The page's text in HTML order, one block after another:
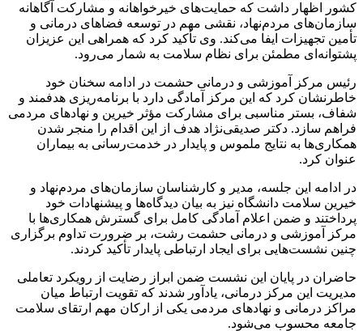
کشور اظهار داشت که حمایت‌های خیرخواهانه و مشارکت آگاهانه
سازمان‌های مردم‌نهاد، نقشی مهم در توسعه فضاهای درمانی و
تأمین تجهیزات ایفا می‌کند. وی تأکید کرد که همراهی این عزیزان
پشتوانه‌ای مطمئن برای نظام سلامت به شمار می‌رود.
رئیس مرکز آموزشی و درمانی حشمت در ادامه سخنان خود
خاطرنشان کرد که این مرکز آمادگی دارد با برنامه‌ریزی هدفمند و
شفاف، بستر مناسبی برای مشارکت مؤثر خیرین و نهادهای مردمی
فراهم سازد. دکتر صدیقی‌نژاد هدف از این اقدام را منجر شدن
همکاری‌ها به نتایج ملموس و پایدار در خدمت‌رسانی به بیماران
عنوان کرد.
در ادامه این جلسه، مدیر و کارشناسان سازمان‌های مردم‌نهاد و
خیرین سلامت دانشگاه نیز به بیان دیدگاه‌ها و پیشنهادات خود
پرداختند و ضمن اعلام آمادگی کامل برای گسترش همکاری‌ها با
مرکز آموزشی و درمانی حشمت رشت، بر ضرورت تداوم برگزاری
چنین نشست‌هایی برای ایجاد ارتباطی پایدار تأکید کردند.
حاضران در پایان این نشست ضمن ابراز رضایت از رویکرد تعاملی
مدیریت این مرکز درمانی، یادآور شدند که تقویت ارتباط میان
مراکز درمانی و نهادهای مردمی یکی از ارکان مهم ارتقای سلامت
جامعه محسوب می‌شود.